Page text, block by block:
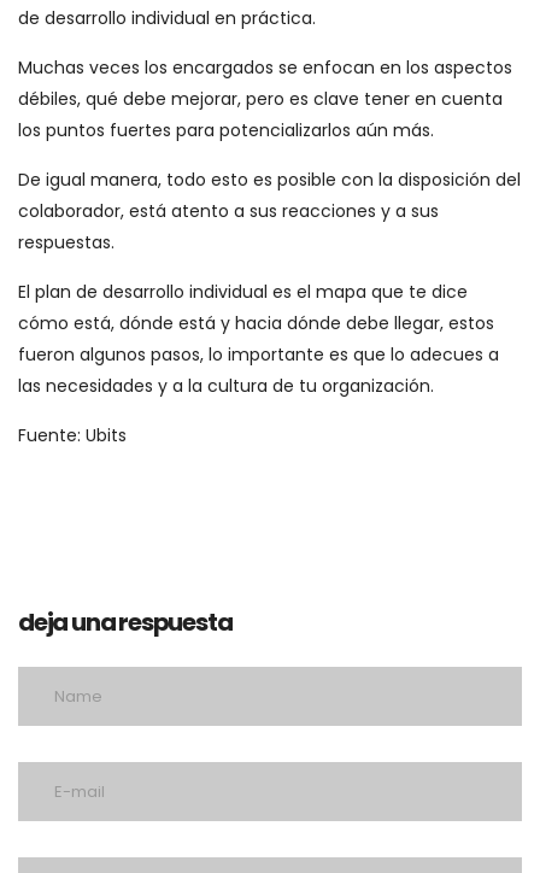
de desarrollo individual en práctica.
Muchas veces los encargados se enfocan en los aspectos
débiles, qué debe mejorar, pero es clave tener en cuenta
los puntos fuertes para potencializarlos aún más.
De igual manera, todo esto es posible con la disposición del
colaborador, está atento a sus reacciones y a sus
respuestas.
El plan de desarrollo individual es el mapa que te dice
cómo está, dónde está y hacia dónde debe llegar, estos
fueron algunos pasos, lo importante es que lo adecues a
las necesidades y a la cultura de tu organización.
Fuente: Ubits
deja una respuesta